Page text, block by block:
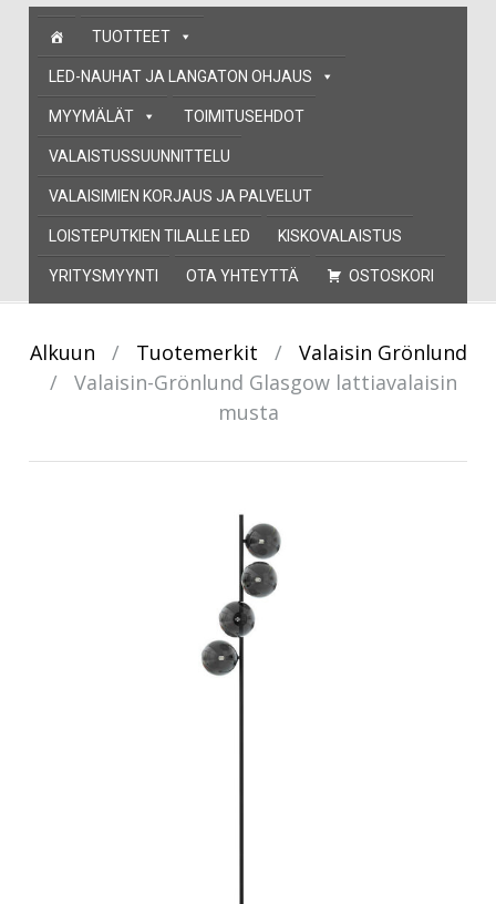
Skip
content
TUOTTEET
LED-NAUHAT JA LANGATON OHJAUS
MYYMÄLÄT TOIMITUSEHDOT
VALAISTUSSUUNNITTELU
VALAISIMIEN KORJAUS JA PALVELUT
LOISTEPUTKIEN TILALLE LED KISKOVALAISTUS
YRITYSMYYNTI OTA YHTEYTTÄ OSTOSKORI
Alkuun / Tuotemerkit /
Valaisin Grönlund
/
Valaisin-Grönlund Glasgow lattiavalaisin
musta